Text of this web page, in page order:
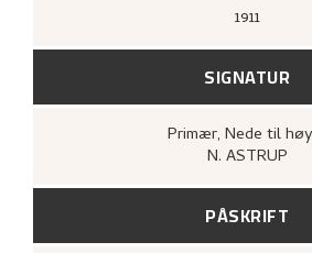
1911
SIGNATUR
Primær, Nede til
N. ASTRUP
PÅSKRIFT